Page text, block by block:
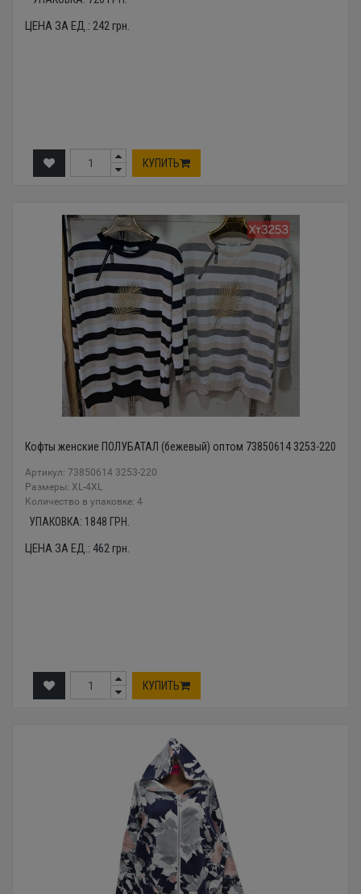
ЦЕНА ЗА ЕД.: 242грн.
КУПИТЬ
Кофты женские ПОЛУБАТАЛ (бежевый) оптом 73850614 3253-220
Артикул: 73850614 3253-220
Размеры: XL-4XL
Количество в упаковке: 4
УПАКОВКА: 1848 ГРН.
ЦЕНА ЗА ЕД.: 462грн.
КУПИТЬ